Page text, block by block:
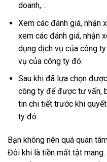
doanh,…
Xem các đánh giá, nhận
xem các đánh giá, nhận
dụng dịch vụ của công
vụ của công ty đó.
Sau khi đã lựa chọn
công ty để được tư vấn,
tin chi tiết trước khi
ty đó.
Bạn không nên quá quan
Đôi khi là tiền mất tật